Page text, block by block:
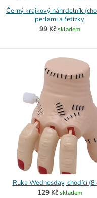
Černý krajkový náhrdelník
perlami a řetízky
99 Kč skladem
Ruka Wednesday, chodící (8
129 Kč skladem